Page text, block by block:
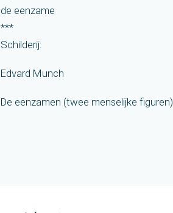
de eenzame
***
Schilderij:
Edvard Munch
De eenzamen (twee menselijke figuren)